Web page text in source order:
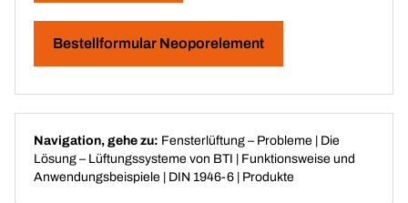
Bestellformular Neoporelement
Navigation, gehe zu: Fensterlüftung – Probleme
Die
Lösung – Lüftungssysteme von BTI
Funktionsweise und
Anwendungsbeispiele
DIN 1946-6 Produkte